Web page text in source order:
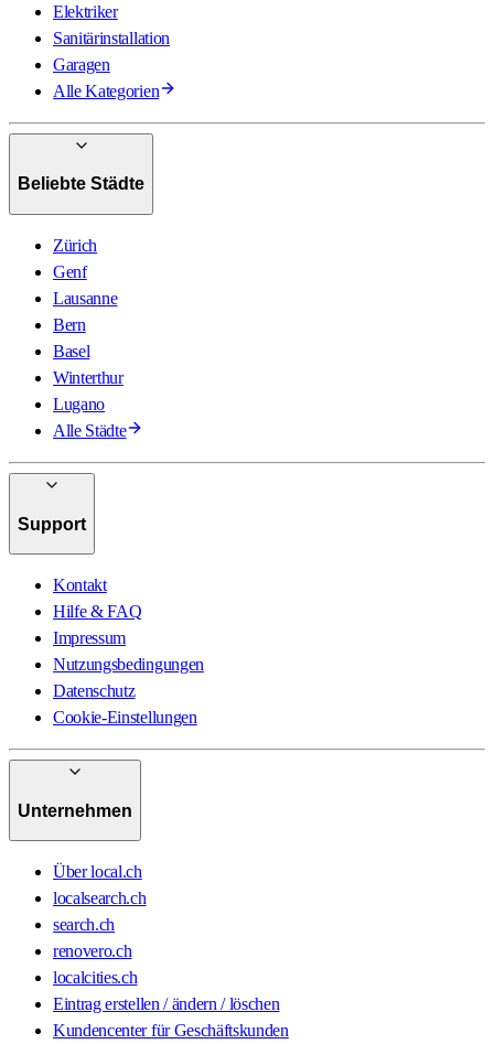
Elektriker
Sanitärinstallation
Garagen
Alle Kategorien
Beliebte Städte
Zürich
Genf
Lausanne
Bern
Basel
Winterthur
Lugano
Alle Städte
Support
Kontakt
Hilfe & FAQ
Impressum
Nutzungsbedingungen
Datenschutz
Cookie-Einstellungen
Unternehmen
Über local.ch
localsearch.ch
search.ch
renovero.ch
localcities.ch
Eintrag erstellen / ändern / löschen
Kundencenter für Geschäftskunden